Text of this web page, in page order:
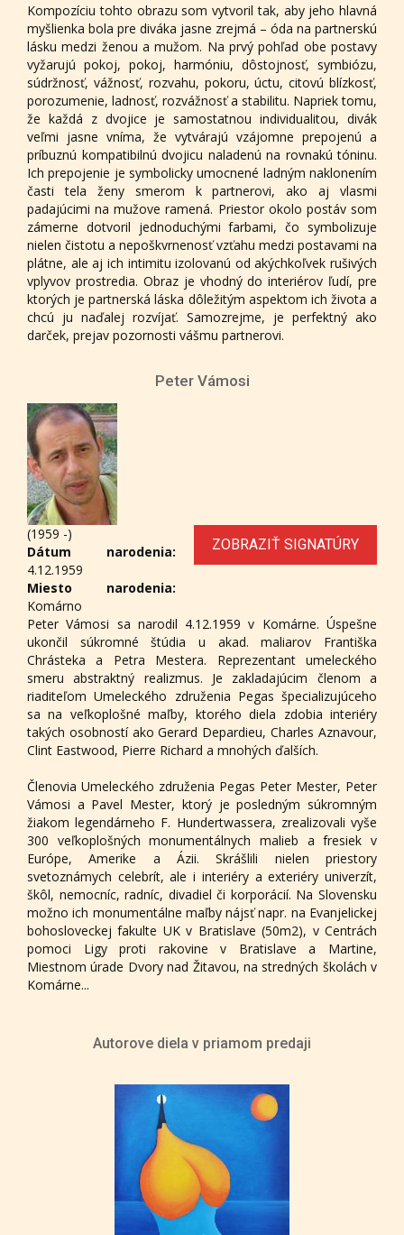
Kompozíciu tohto obrazu som vytvoril tak, aby jeho hlavná
myšlienka bola pre diváka jasne zrejmá – óda na partnerskú
lásku medzi ženou a mužom. Na prvý pohľad obe postavy
vyžarujú pokoj, pokoj, harmóniu, dôstojnosť, symbiózu,
súdržnosť, vážnosť, rozvahu, pokoru, úctu, citovú blízkosť,
porozumenie, ladnosť, rozvážnosť a stabilitu. Napriek tomu,
že každá z dvojice je samostatnou individualitou, divák
veľmi jasne vníma, že vytvárajú vzájomne prepojenú a
príbuznú kompatibilnú dvojicu naladenú na rovnakú tóninu.
Ich prepojenie je symbolicky umocnené ladným naklonením
časti tela ženy smerom k partnerovi, ako aj vlasmi
padajúcimi na mužove ramená. Priestor okolo postáv som
zámerne dotvoril jednoduchými farbami, čo symbolizuje
nielen čistotu a nepoškvrnenosť vzťahu medzi postavami na
plátne, ale aj ich intimitu izolovanú od akýchkoľvek rušivých
vplyvov prostredia. Obraz je vhodný do interiérov ľudí, pre
ktorých je partnerská láska dôležitým aspektom ich života a
chcú ju naďalej rozvíjať. Samozrejme, je perfektný ako
darček, prejav pozornosti vášmu partnerovi.
Peter Vámosi
ZOBRAZIŤ SIGNATÚRY
(1959 -)
Dátum narodenia:
4.12.1959
Miesto narodenia:
Komárno
Peter Vámosi sa narodil 4.12.1959 v Komárne. Úspešne
ukončil súkromné štúdia u akad. maliarov Františka
Chrásteka a Petra Mestera. Reprezentant umeleckého
smeru abstraktný realizmus. Je zakladajúcim členom a
riaditeľom Umeleckého združenia Pegas špecializujúceho
sa na veľkoplošné maľby, ktorého diela zdobia interiéry
takých osobností ako Gerard Depardieu, Charles Aznavour,
Clint Eastwood, Pierre Richard a mnohých ďalších.
Členovia Umeleckého združenia Pegas Peter Mester, Peter
Vámosi a Pavel Mester, ktorý je posledným súkromným
žiakom legendárneho F. Hundertwassera, zrealizovali vyše
300 veľkoplošných monumentálnych malieb a fresiek v
Európe, Amerike a Ázii. Skrášlili nielen priestory
svetoznámych celebrít, ale i interiéry a exteriéry univerzít,
škôl, nemocníc, radníc, divadiel či korporácií. Na Slovensku
možno ich monumentálne maľby nájsť napr. na Evanjelickej
bohosloveckej fakulte UK v Bratislave (50m2), v Centrách
pomoci Ligy proti rakovine v Bratislave a Martine,
Miestnom úrade Dvory nad Žitavou, na stredných školách v
Komárne...
Autorove diela v priamom predaji